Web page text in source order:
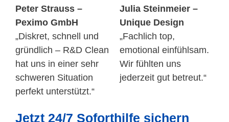
Peter Strauss –
Peximo GmbH
„Diskret, schnell und
gründlich – R&D Clean
hat uns in einer sehr
schweren Situation
perfekt unterstützt.“
Julia Steinmeier –
Unique Design
„Fachlich top,
emotional einfühlsam.
Wir fühlten uns
jederzeit gut betreut.“
Jetzt 24/7 Soforthilfe sichern